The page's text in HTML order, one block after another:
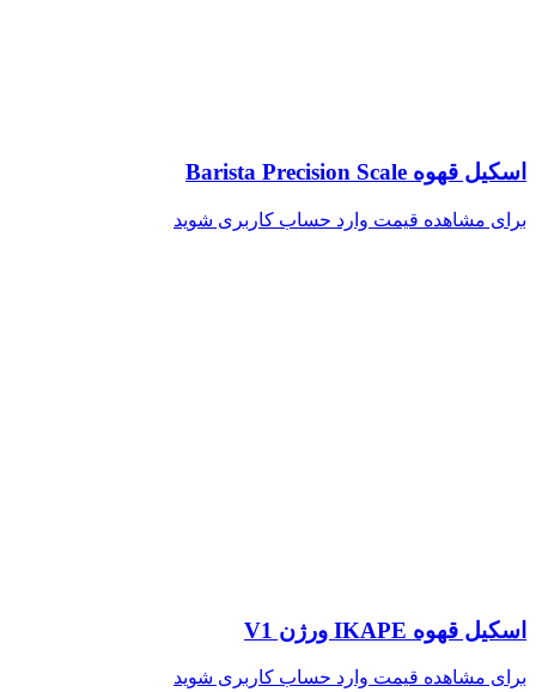
اسکیل قهوه Barista Precision Scale
برای مشاهده قیمت وارد حساب کاربری شوید
اسکیل قهوه IKAPE ورژن V1
برای مشاهده قیمت وارد حساب کاربری شوید